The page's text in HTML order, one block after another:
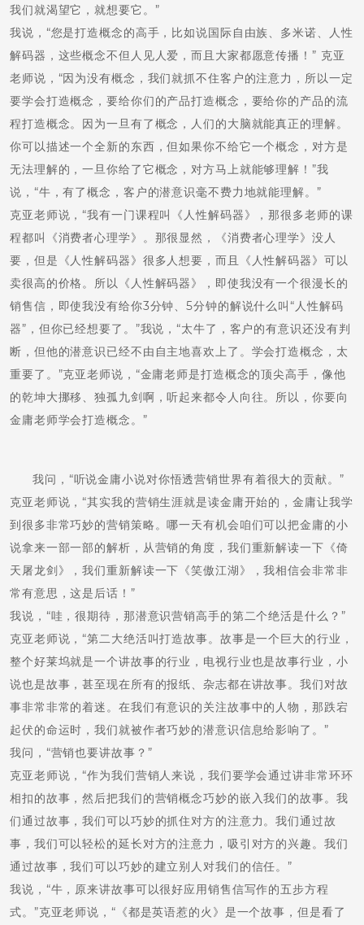
我们就渴望它，就想要它。”
我说，“您是打造概念的高手，比如说国际自由族、多米诺、人性
解码器，这些概念不但人见人爱，而且大家都愿意传播！” 克亚
老师说，“因为没有概念，我们就抓不住客户的注意力，所以一定
要学会打造概念，要给你们的产品打造概念，要给你的产品的流
程打造概念。因为一旦有了概念，人们的大脑就能真正的理解。
你可以描述一个全新的东西，但如果你不给它一个概念，对方是
无法理解的，一旦你给了它概念，对方马上就能够理解！”我
说，“牛，有了概念，客户的潜意识毫不费力地就能理解。”
克亚老师说，“我有一门课程叫《人性解码器》，那很多老师的课
程都叫《消费者心理学》。那很显然，《消费者心理学》没人
要，但是《人性解码器》很多人想要，而且《人性解码器》可以
卖很高的价格。所以《人性解码器》，即使我没有一个很漫长的
销售信，即使我没有给你3分钟、5分钟的解说什么叫“人性解码
器”，但你已经想要了。”我说，“太牛了，客户的有意识还没有判
断，但他的潜意识已经不由自主地喜欢上了。学会打造概念，太
重要了。”克亚老师说，“金庸老师是打造概念的顶尖高手，像他
的乾坤大挪移、独孤九剑啊，听起来都令人向往。所以，你要向
金庸老师学会打造概念。”
我问，“听说金庸小说对你悟透营销世界有着很大的贡献。”
克亚老师说，“其实我的营销生涯就是读金庸开始的，金庸让我学
到很多非常巧妙的营销策略。哪一天有机会咱们可以把金庸的小
说拿来一部一部的解析，从营销的角度，我们重新解读一下《倚
天屠龙剑》，我们重新解读一下《笑傲江湖》，我相信会非常非
常有意思，这是后话！”
我说，“哇，很期待，那潜意识营销高手的第二个绝活是什么？”
克亚老师说，“第二大绝活叫打造故事。故事是一个巨大的行业，
整个好莱坞就是一个讲故事的行业，电视行业也是故事行业，小
说也是故事，甚至现在所有的报纸、杂志都在讲故事。我们对故
事非常非常的着迷。在我们有意识的关注故事中的人物，那跌宕
起伏的命运时，我们就被作者巧妙的潜意识信息给影响了。”
我问，“营销也要讲故事？”
克亚老师说，“作为我们营销人来说，我们要学会通过讲非常环环
相扣的故事，然后把我们的营销概念巧妙的嵌入我们的故事。我
们通过故事，我们可以巧妙的抓住对方的注意力。我们通过故
事，我们可以轻松的延长对方的注意力，吸引对方的兴趣。我们
通过故事，我们可以巧妙的建立别人对我们的信任。”
我说，“牛，原来讲故事可以很好应用销售信写作的五步方程
式。”克亚老师说，“《都是英语惹的火》是一个故事，但是看了